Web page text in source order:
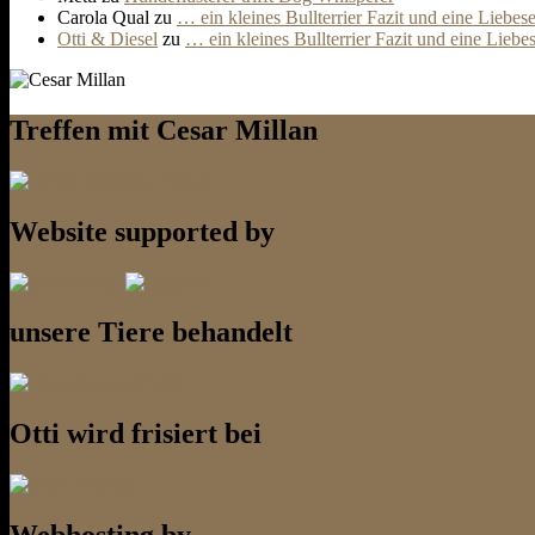
Carola Qual zu … ein kleines Bullterrier Fazit und eine
Otti & Diesel zu … ein kleines Bullterrier Fazit und eine
Treffen mit Cesar Millan
Website supported by
unsere Tiere behandelt
Otti wird frisiert bei